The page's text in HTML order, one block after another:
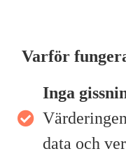
Varför
Inga
data och